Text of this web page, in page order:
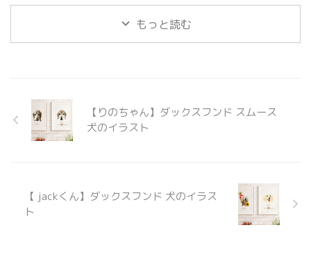
ビくんは一生懸命病気と闘ってソ
ンくんもお留守番がんばってるそ
Dachshund ダビくん レッド 男 ...
もっと読む
【りのちゃん】ダックスフンド スムース
犬のイラスト
【 jackくん】ダックスフンド 犬のイラス
ト